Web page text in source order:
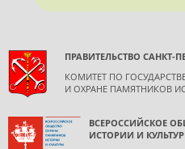
ПРАВИТЕЛЬСТВО САНКТ-
КОМИТЕТ ПО
И ОХРАНЕ ПАМЯТНИКОВ
ВСЕРОССИЙСКОЕ
ИСТОРИИ И